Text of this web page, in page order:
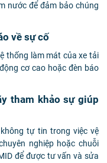
nước để đảm bảo chúng
về sự cố
thống làm mát của xe tải
cơ cao hoặc đèn báo
tham khảo sự giúp
tự tin trong việc vệ
nghiệp hoặc chuỗi
để được tư vấn và sửa